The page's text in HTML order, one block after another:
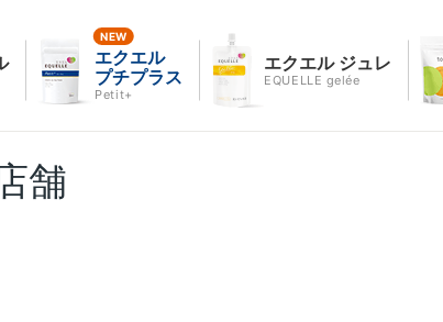
エクエル
プチプラス
Petit+
エクエル ジュレ
EQUELLE gelée
舗